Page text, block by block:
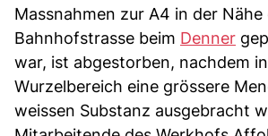
Massnahmen zur A4 in der Nähe
Bahnhofstrasse beim Denner
war, ist abgestorben, nachdem
Wurzelbereich eine grössere
weissen Substanz ausgebracht